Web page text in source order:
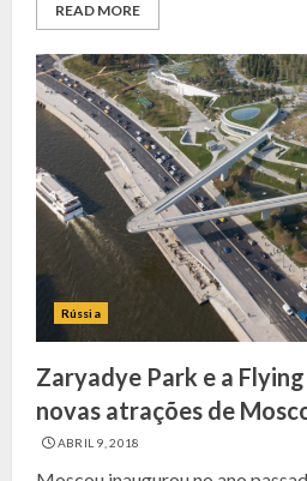
READ MORE
Rússia
Zaryadye Park e a
novas atrações de
ABRIL 9, 2018